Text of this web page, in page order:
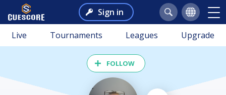
Sign in
Live Tournaments Leagues Upgrade
FOLLOW